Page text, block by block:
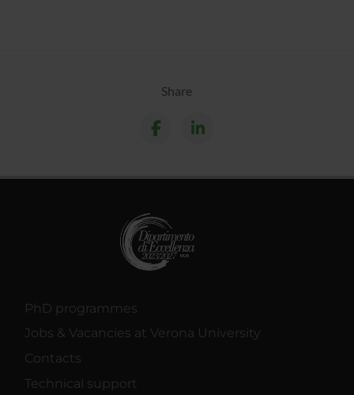
Share
PhD programmes
Jobs & Vacancies at Verona University
Contacts
Technical support